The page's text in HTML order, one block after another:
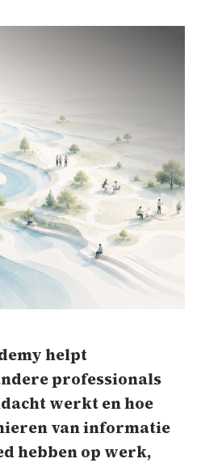
helpt
professionals
werkt en hoe
van informatie
hebben op werk,